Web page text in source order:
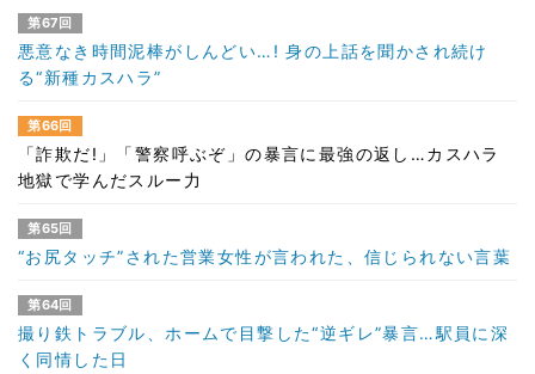
第67回
悪意なき時間泥棒がしんどい…! 身の上話を聞かされ続け
る“新種カスハラ”
第66回
「詐欺だ!」「警察呼ぶぞ」の暴言に最強の返し…カスハラ
地獄で学んだスルー力
第65回
“お尻タッチ”された営業女性が言われた、信じられない言葉
第64回
撮り鉄トラブル、ホームで目撃した“逆ギレ”暴言…駅員に深
く同情した日